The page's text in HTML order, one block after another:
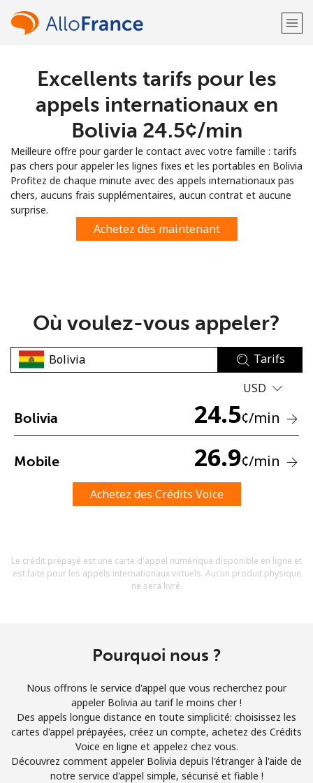
Bienvenue!
Vous avez déjà un compte?
S'enregistrer avec
ou
Aucun mot de passe créé
Une lettre majuscule et une lettre minuscule
Un caractère spécial
Bonjour!
Excellents tarifs pour les
appels internationaux en
Bolivia ⁦24.5¢⁩/min
Meilleure offre pour garder le contact avec votre famille : tarifs
pas chers pour appeler les lignes fixes et les portables en Bolivia
Profitez de chaque minute avec des appels internationaux pas
chers, aucuns frais supplémentaires, aucun contrat et aucune
surprise.
Achetez dès maintenant
Où voulez-vous appeler?
Tarifs
USD
Bolivia 24.5¢/min
Mobile 26.9¢/min
Achetez des Crédits Voice
Le crédit prépayé est une carte d'appel numérique disponible en ligne et
est faite pour les appels internationaux virtuels. Aucun produit physique
ne sera livré.
Pourquoi nous ?
Nous offrons le service d'appel que vous recherchez pour
appeler Bolivia au tarif le moins cher !
Des appels longue distance en toute simplicité: choisissez les
cartes d'appel prépayées, créez un compte, achetez des Crédits
Voice en ligne et appelez chez vous.
Découvrez comment appeler Bolivia depuis l'étranger à l'aide de
notre service d'appel simple, sécurisé et fiable !